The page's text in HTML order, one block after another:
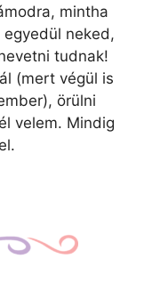
mintha
neked,
tudnak!
(mert végül is
örülni
velem. Mindig